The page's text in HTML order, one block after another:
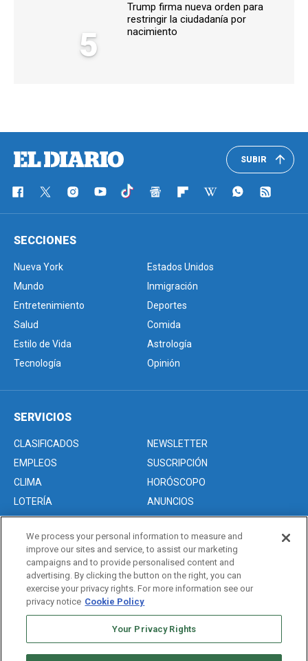
5
Trump firma nueva orden para
restringir la ciudadanía por
nacimiento
SUBIR
SECCIONES
Nueva York
Estados Unidos
Mundo
Inmigración
Entretenimiento
Deportes
Salud
Comida
Estilo de Vida
Astrología
Tecnología
Opinión
SERVICIOS
CLASIFICADOS
NEWSLETTER
EMPLEOS
SUSCRIPCIÓN
CLIMA
HORÓSCOPO
LOTERÍA
ANUNCIOS
Acerca de nosotros
Advertise with Us/Anuncios
Politica de Privacidad
Editorial Guidelines
We process your personal information to measure and
improve our sites and service, to assist our marketing
campaigns and to provide personalised content and
advertising. By clicking the button on the right, you can
exercise your privacy rights. For more information see our
privacy notice Cookie Policy
Your Privacy Rights